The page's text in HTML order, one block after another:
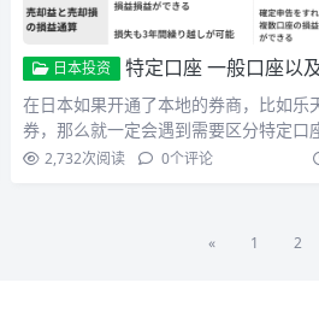
日本投资 特定口座 一般口座以
在日本如果开通了本地的券商，比如乐
券，那么就一定会遇到需要区分特定口
NISA。…
2,732次阅读 0个评论
« 1 2